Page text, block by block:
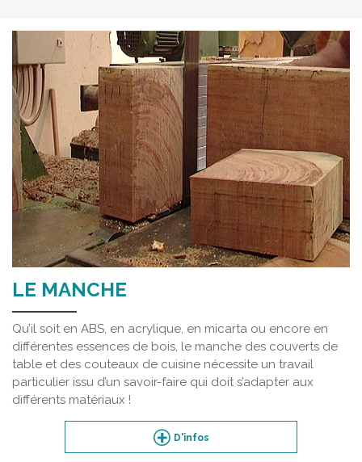
LE MANCHE
Qu’il soit en ABS, en acrylique, en micarta ou encore en
différentes essences de bois, le manche des couverts de
table et des couteaux de cuisine nécessite un travail
particulier issu d’un savoir-faire qui doit s’adapter aux
différents matériaux !
D'infos